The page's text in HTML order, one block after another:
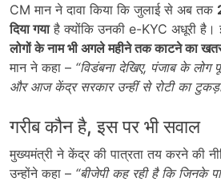
CM मान ने दावा किया कि जुलाई से अब तक
दिया गयाहै क्योंकि उनकी e-KYC अधूरी है।
लोगों के नाम भी अगले महीने तक काटने का
मान ने कहा – “विडंबना देखिए, पंजाब के लोग
और आज केंद्र सरकार उन्हीं से रोटी का टुकड़ा
गरीब कौन है, इस पर भी सवाल
मुख्यमंत्री ने केंद्र की पात्रता तय करने की
उन्होंने कहा – “बीजेपी कह रही है कि जिनके